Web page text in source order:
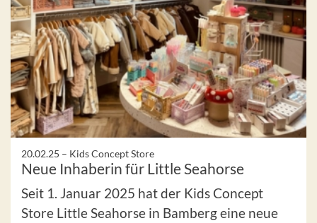
20.02.25 – Kids Concept Store
Neue Inhaberin für Little Seahorse
Seit 1. Januar 2025 hat der Kids Concept
Store Little Seahorse in Bamberg eine neue